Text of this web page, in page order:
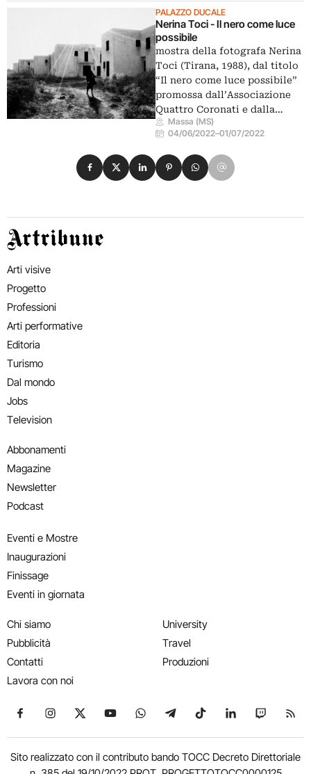
PALAZZO DUCALE
Nerina Toci - Il nero come luce
possibile
mostra della fotografa Nerina
Toci (Tirana, 1988), dal titolo
“Il nero come luce possibile”
promossa dall’Associazione
Quattro Coronati e dalla…
Massa (MS)
04/06/2022–01/07/2022
Condividi su Facebook
Condividi su X
Condividi su LinkedIn
Condividi su Pinterest
Condividi su WhatsApp
Condividi su Email
Artribune
Arti visive
Progetto
Professioni
Arti performative
Editoria
Turismo
Dal mondo
Jobs
Television
Abbonamenti
Magazine
Newsletter
Podcast
Eventi e Mostre
Inaugurazioni
Finissage
Eventi in giornata
Chi siamo
Pubblicità
Contatti
Lavora con noi
University
Travel
Produzioni
Seguici su Facebook
Seguici su Instagram
Seguici su X
Seguici su YouTube
Seguici su WhatsApp
Seguici su Telegram
Seguici su TikTok
Seguici su
Seguici
Sito realizzato con il contributo bando TOCC Decreto Direttoriale